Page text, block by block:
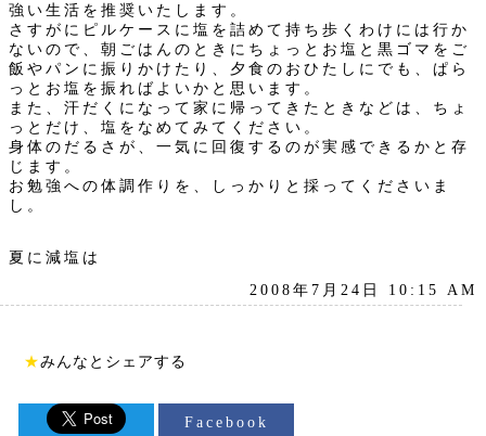
強い生活を推奨いたします。
さすがにピルケースに塩を詰めて持ち歩くわけには行か
ないので、朝ごはんのときにちょっとお塩と黒ゴマをご
飯やパンに振りかけたり、夕食のおひたしにでも、ぱら
っとお塩を振ればよいかと思います。
また、汗だくになって家に帰ってきたときなどは、ちょ
っとだけ、塩をなめてみてください。
身体のだるさが、一気に回復するのが実感できるかと存
じます。
お勉強への体調作りを、しっかりと採ってくださいま
し。
夏に減塩は
2008年7月24日 10:15 AM
★みんなとシェアする
Facebook